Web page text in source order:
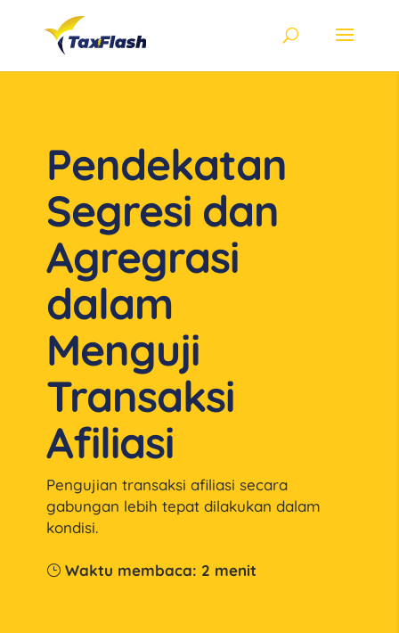
Pendekatan
Segresi dan
Agregrasi
dalam
Menguji
Transaksi
Afiliasi
Pengujian transaksi afiliasi secara
gabungan lebih tepat dilakukan dalam
kondisi.
} Waktu membaca: 2 menit